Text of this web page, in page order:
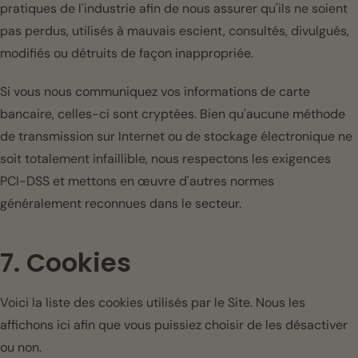
pratiques de l'industrie afin de nous assurer qu'ils ne soient
pas perdus, utilisés à mauvais escient, consultés, divulgués,
modifiés ou détruits de façon inappropriée.
Si vous nous communiquez vos informations de carte
bancaire, celles-ci sont cryptées. Bien qu'aucune méthode
de transmission sur Internet ou de stockage électronique ne
soit totalement infaillible, nous respectons les exigences
PCI-DSS et mettons en œuvre d'autres normes
généralement reconnues dans le secteur.
7. Cookies
Voici la liste des cookies utilisés par le Site. Nous les
affichons ici afin que vous puissiez choisir de les désactiver
ou non.